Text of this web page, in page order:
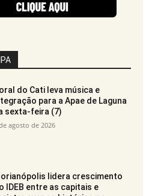
do Cati leva música e
para a Apae de Laguna
sexta-feira (7)
agosto de 2026
lidera crescimento
IDEB entre as capitais e